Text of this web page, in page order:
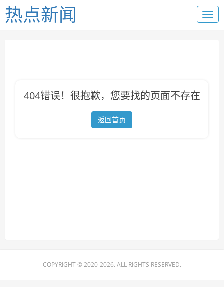
热点新闻
404错误！很抱歉，您要找的页面不存在
返回首页
COPYRIGHT © 2020-2026. ALL RIGHTS RESERVED.